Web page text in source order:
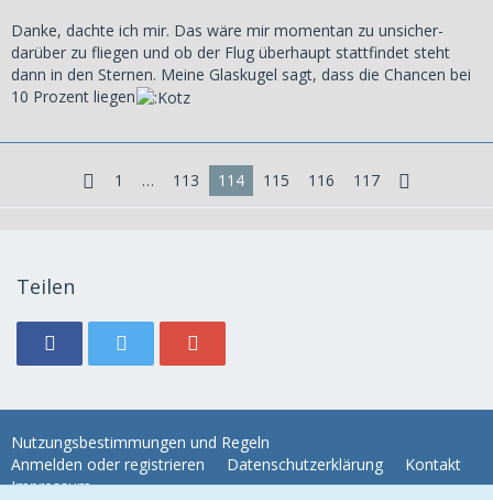
Danke, dachte ich mir. Das wäre mir momentan zu unsicher-
darüber zu fliegen und ob der Flug überhaupt stattfindet steht
dann in den Sternen. Meine Glaskugel sagt, dass die Chancen bei
10 Prozent liegen
1 … 113 114 115 116 117
Teilen
Nutzungsbestimmungen und Regeln
Anmelden oder registrieren
Datenschutzerklärung
Kontakt
Impressum